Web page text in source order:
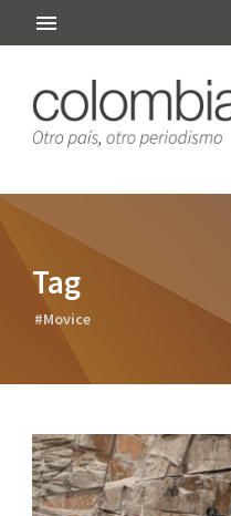
Tag
#Movice